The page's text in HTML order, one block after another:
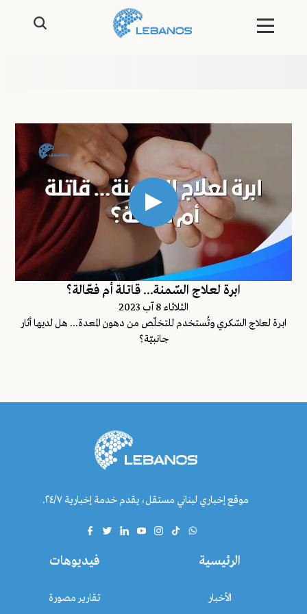
ابرة لعلاج السّمنة... قاتلة أم فعّالة؟
الثلاثاء 8 آب 2023
ابرة لعلاج السّكري وتُستخدم للتخلّص من دهون المعدة... هل لديها أثار
جانبيّة؟
موقع إخباري لبناني مستقل، يقدم خدمة إخبارية ٢٤/٧.
الرئيسية
الأخبار
فيديوهات
تقارير مصورة